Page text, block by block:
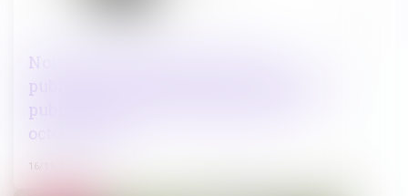
Nouveaux formulaires d’avis de
publicité des contrats de la commande
publique (eForms) à compter du 25
octobre 2023
16/11/2023